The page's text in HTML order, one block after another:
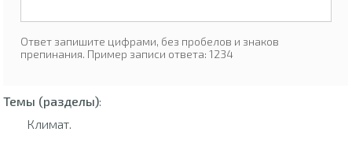
Ответ запишите цифрами, без пробелов и знаков
препинания. Пример записи ответа: 1234
Темы (разделы):
Климат.